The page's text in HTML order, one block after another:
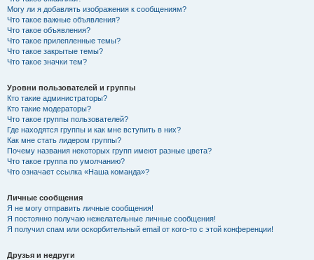
Могу ли я добавлять изображения к сообщениям?
Что такое важные объявления?
Что такое объявления?
Что такое прилепленные темы?
Что такое закрытые темы?
Что такое значки тем?
Уровни пользователей и группы
Кто такие администраторы?
Кто такие модераторы?
Что такое группы пользователей?
Где находятся группы и как мне вступить в них?
Как мне стать лидером группы?
Почему названия некоторых групп имеют разные цвета?
Что такое группа по умолчанию?
Что означает ссылка «Наша команда»?
Личные сообщения
Я не могу отправить личные сообщения!
Я постоянно получаю нежелательные личные сообщения!
Я получил спам или оскорбительный email от кого-то с этой конференции!
Друзья и недруги